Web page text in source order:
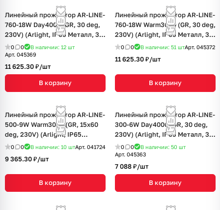
Линейный прожектор AR-LINE-
760-18W Day4000 (GR, 30 deg,
230V) (Arlight, IP65 Металл, 3
года)
0 0 В наличии: 12 шт
Арт. 045369
11 625.30 ₽/шт
В корзину
Линейный прожектор AR-LINE-
760-18W Warm3000 (GR, 30 deg,
230V) (Arlight, IP65 Металл, 3
года)
0 0 В наличии: 51 штАрт. 045372
11 625.30 ₽/шт
В корзину
Линейный прожектор AR-LINE-
500-9W Warm3000 (GR, 15x60
deg, 230V) (Arlight, IP65
Металл, 3 года)
0 0 В наличии: 10 штАрт. 041724
9 365.30 ₽/шт
В корзину
Линейный прожектор AR-LINE-
300-6W Day4000 (GR, 30 deg,
230V) (Arlight, IP65 Металл, 3
года)
0 0 В наличии: 50 шт
Арт. 045363
7 088 ₽/шт
В корзину